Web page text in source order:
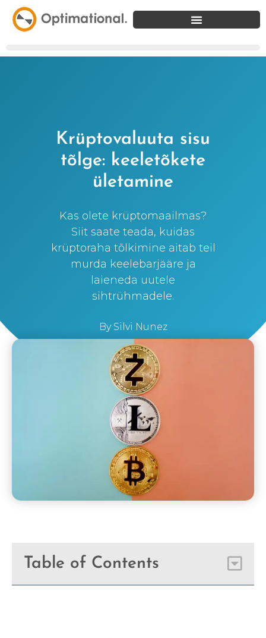
Krüptovaluuta sisu
tõlge: keeletõkete
ületamine
Kas olete krüptomaailmas?
Siit saate teada, kuidas
krüptoraha tõlkimine aitab teil
murda keelebarjääre ja
laieneda uutele
sihtrühmadele.
BySilvi Nunez
Table of Contents